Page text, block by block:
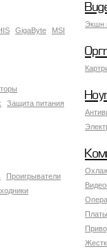
Экшн
GigaByte
MSI
Защита питания
Проигрыватели